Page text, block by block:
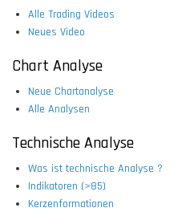
Alle Trading Videos
Neues Video
Chart Analyse
Neue Chartanalyse
Alle Analysen
Technische Analyse
Was ist technische Analyse ?
Indikatoren (>85)
Kerzenformationen